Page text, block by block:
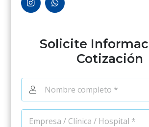
Solicite
Cotización